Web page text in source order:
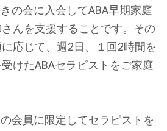
の会に入会してABA早期家庭
んを支援することです。その
応じて、週2日、１回2時間を
けたABAセラピストをご家庭
会員に限定してセラピストを